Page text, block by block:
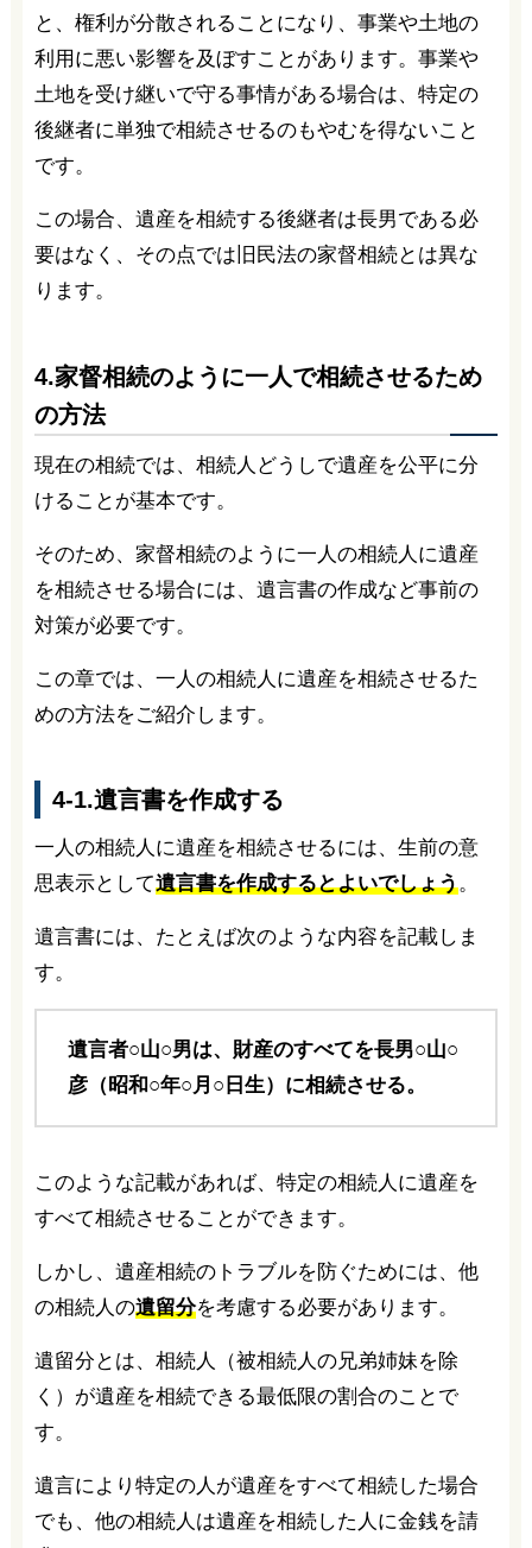
と、権利が分散されることになり、事業や土地の
利用に悪い影響を及ぼすことがあります。事業や
土地を受け継いで守る事情がある場合は、特定の
後継者に単独で相続させるのもやむを得ないこと
です。
この場合、遺産を相続する後継者は長男である必
要はなく、その点では旧民法の家督相続とは異な
ります。
4.家督相続のように一人で相続させるため
の方法
現在の相続では、相続人どうしで遺産を公平に分
けることが基本です。
そのため、家督相続のように一人の相続人に遺産
を相続させる場合には、遺言書の作成など事前の
対策が必要です。
この章では、一人の相続人に遺産を相続させるた
めの方法をご紹介します。
4-1.遺言書を作成する
一人の相続人に遺産を相続させるには、生前の意
思表示として遺言書を作成するとよいでしょう。
遺言書には、たとえば次のような内容を記載しま
す。
遺言者○山○男は、財産のすべてを長男○山○
彦（昭和○年○月○日生）に相続させる。
このような記載があれば、特定の相続人に遺産を
すべて相続させることができます。
しかし、遺産相続のトラブルを防ぐためには、他
の相続人の遺留分を考慮する必要があります。
遺留分とは、相続人（被相続人の兄弟姉妹を除
く）が遺産を相続できる最低限の割合のことで
す。
遺言により特定の人が遺産をすべて相続した場合
でも、他の相続人は遺産を相続した人に金銭を請